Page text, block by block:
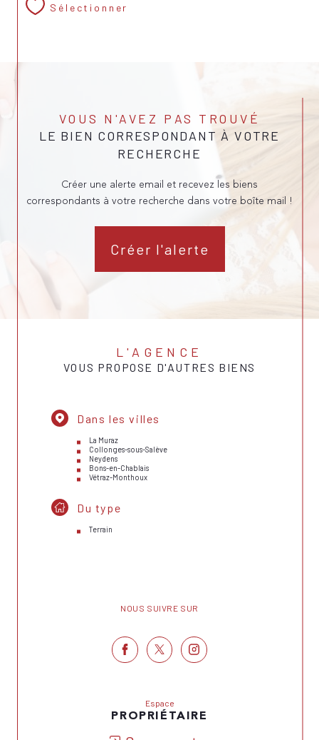
Sélectionner
VOUS N'AVEZ PAS TROUVÉ
LE BIEN CORRESPONDANT À VOTRE
RECHERCHE
Créer une alerte email et recevez les biens
correspondants à votre recherche dans votre boîte mail !
Créer l'alerte
L'AGENCE
VOUS PROPOSE D'AUTRES BIENS
Dans les villes
La Muraz
Collonges-sous-Salève
Neydens
Bons-en-Chablais
Vétraz-Monthoux
Du type
Terrain
NOUS SUIVRE SUR
Espace
PROPRIÉTAIRE